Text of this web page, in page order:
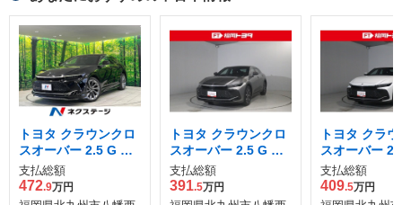
トヨタ クラウンクロ
スオーバー 2.5 G ア
ドバンスト レザー パ
ッケージ E-Four 4W
D
支払総額
472.9万円
トヨタ クラウンクロ
スオーバー 2.5 G ア
ドバンスト E-Four 4
WD
支払総額
391.5万円
トヨタ クラ
スオーバー
ドバンスト
ッケージ E-
D
支払総額
409.5万円